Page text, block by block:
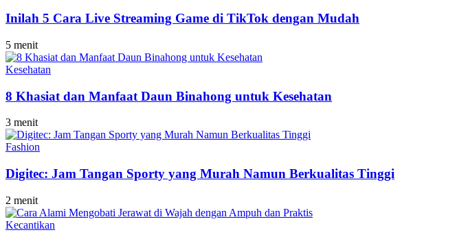
Inilah 5 Cara Live Streaming Game di TikTok dengan Mudah
5 menit
Kesehatan
8 Khasiat dan Manfaat Daun Binahong untuk Kesehatan
3 menit
Fashion
Digitec: Jam Tangan Sporty yang Murah Namun Berkualitas Tinggi
2 menit
Kecantikan